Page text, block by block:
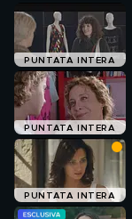
PUNTATA INTERA
PUNTATA INTERA
PUNTATA INTERA